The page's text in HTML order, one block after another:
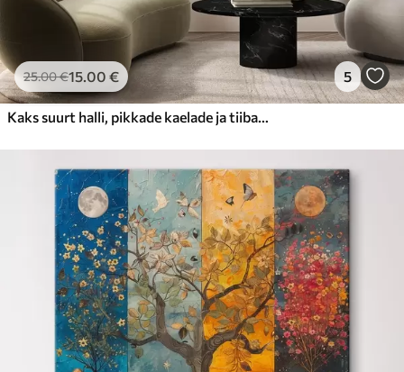
25.00€15.00 € 5
Kaks suurt halli, pikkade kaelade ja tiibadega kraanat, mis seisavad puudest ümbritsetud udujärves